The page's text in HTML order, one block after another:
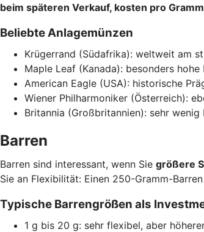
beim späteren Verkauf, kosten pro
Beliebte Anlagemünzen
Krügerrand (Südafrika): weltweit am
Maple Leaf (Kanada): besonders hohe
American Eagle (USA): historische
Wiener Philharmoniker (Österreich):
Britannia (Großbritannien): sehr
Barren
Barren sind interessant, wenn Sie größere
Sie an Flexibilität: Einen 250-Gramm-
Typische Barrengrößen als
1 g bis 20 g: sehr flexibel, aber